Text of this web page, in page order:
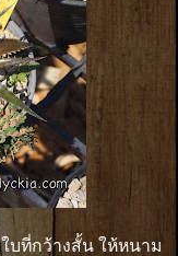
บที่กว้างสั้น ให้หนาม